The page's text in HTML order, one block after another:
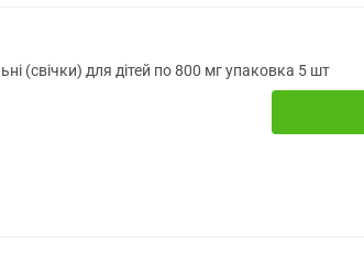
(свічки) для дітей по 800 мг упаковка 5 шт